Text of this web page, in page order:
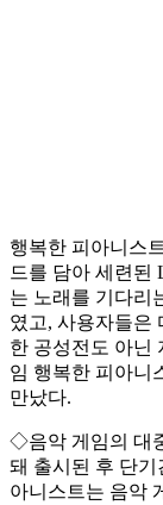
행복한 피아니스
드를 담아 세련된
는 노래를 기다리
였고, 사용자들은
한 공성전도 아닌
임 행복한 피아니
만났다.
◇음악 게임의 대
돼 출시된 후 단기
아니스트는 음악